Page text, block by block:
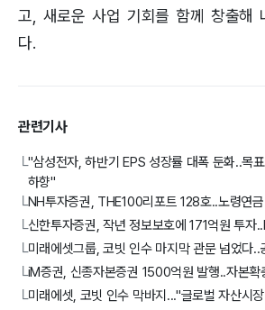
고, 새로운 사업 기회를 함께 창출해
다.
관련기사
└"삼성전자, 하반기 EPS 성장률 대폭 둔화..
하향"
└NH투자증권, THE100리포트 128호..노령연금
└신한투자증권, 작년 정보보호에 171억원 투자
└미래에셋그룹, 코빗 인수 마지막 관문 넘었다..
└iM증권, 신종자본증권 1500억원 발행..자본확
└미래에셋, 코빗 인수 막바지..."글로벌 자산시